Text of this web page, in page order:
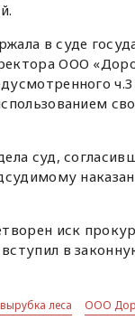
в суде
ООО
суд,
иск
в
леса ООО